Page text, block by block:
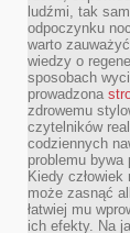
ludźmi, tak
odpoczynku
warto
wiedzy o
sposobach
prowadzona
zdrowemu
czytelników
codziennych
problemu bywa
Kiedy
może zasnąć
łatwiej mu
ich efekty. Na